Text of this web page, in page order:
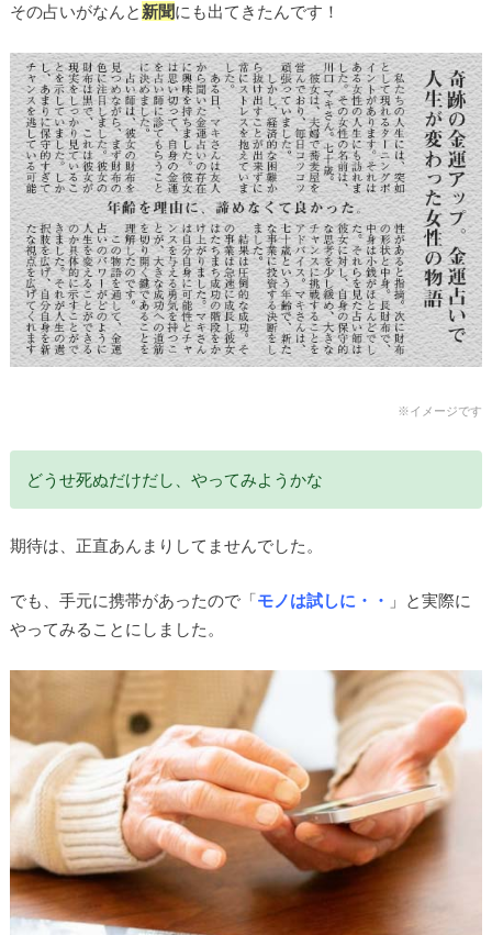
その占いがなんと 新聞にも出てきたんです！
※イメージです
どうせ死ぬだけだし、やってみようかな
期待は、正直あんまりしてませんでした。
でも、手元に携帯があったので「モノは試しに・・ 」と実際に
やってみることにしました。